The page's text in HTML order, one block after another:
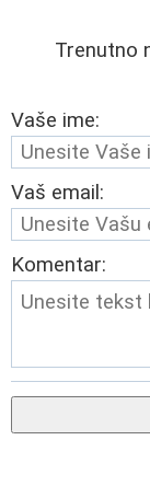
Trenutno
Vaše ime:
Vaš email:
Komentar: